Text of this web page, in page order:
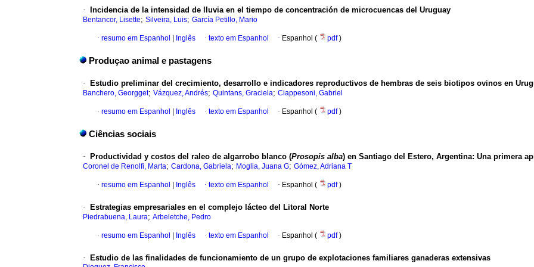
· Incidencia de la intensidad de lluvia en el tiempo de concentración de microcuencas del Uruguay
Bentancor, Lisette; Silveira, Luis; García Petillo, Mario
· resumo em Espanhol Inglês · texto em Espanhol · Espanhol ( pdf)
Produçao animal e pastagens
· Estudio preliminar del crecimiento, desarrollo e indicadores reproductivos de hembras de seis biotipos ovinos en
Banchero, Georgget; Vázquez, Andrés; Quintans, Graciela; Ciappesoni, Gabriel
· resumo em Espanhol Inglês · texto em Espanhol · Espanhol ( pdf)
Ciências sociais
· Productividad y costos del raleo de algarrobo blanco (Prosopis alba) en Santiago del Estero, Argentina: Una primera
Coronel de Renolfi, Marta; Cardona, Gabriela; Moglia, Juana G; Gómez, Adriana T
· resumo em Espanhol Inglês · texto em Espanhol · Espanhol ( pdf)
· Estrategias empresariales en el complejo lácteo del Litoral Norte
Piedrabuena, Laura; Arbeletche, Pedro
· resumo em Espanhol Inglês · texto em Espanhol · Espanhol ( pdf)
· Estudio de las finalidades de funcionamiento de un grupo de explotaciones familiares ganaderas extensivas